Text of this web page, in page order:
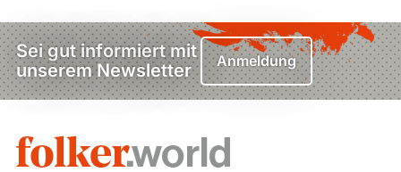
Sei gut informiert mit
unserem Newsletter
Anmeldung